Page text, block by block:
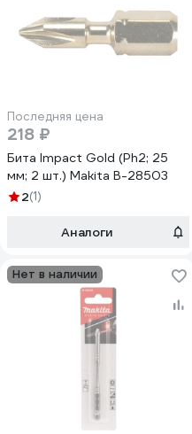
Последняя цена
218 ₽
Бита Impact Gold (Рh2; 25
мм; 2 шт.) Makita B-28503
2(1)
Аналоги
Нет в наличии